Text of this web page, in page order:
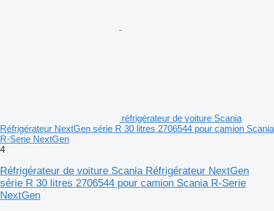
réfrigérateur de voiture Scania
Réfrigérateur NextGen série R 30 litres 2706544 pour camion Scania
R-Serie NextGen
4
Réfrigérateur de voiture Scania Réfrigérateur NextGen
série R 30 litres 2706544 pour camion Scania R-Serie
NextGen